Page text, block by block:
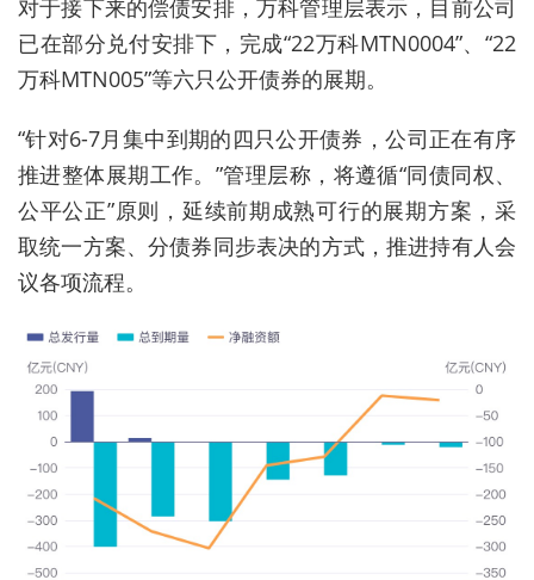
对于接下来的偿债安排，万科管理层表示，目前公司
已在部分兑付安排下，完成“22万科MTN0004”、“22
万科MTN005”等六只公开债券的展期。
“针对6-7月集中到期的四只公开债券，公司正在有序
推进整体展期工作。”管理层称，将遵循“同债同权、
公平公正”原则，延续前期成熟可行的展期方案，采
取统一方案、分债券同步表决的方式，推进持有人会
议各项流程。